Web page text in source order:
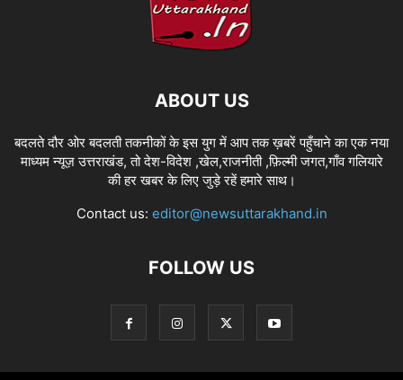
ABOUT US
बदलते दौर ओर बदलती तकनीकों के इस युग में आप तक ख़बरें पहुँचाने का एक नया
माध्यम न्यूज़ उत्तराखंड, तो देश-विदेश ,खेल,राजनीती ,फ़िल्मी जगत,गाँव गलियारे
की हर खबर के लिए जुड़े रहें हमारे साथ।
Contact us: editor@newsuttarakhand.in
FOLLOW US